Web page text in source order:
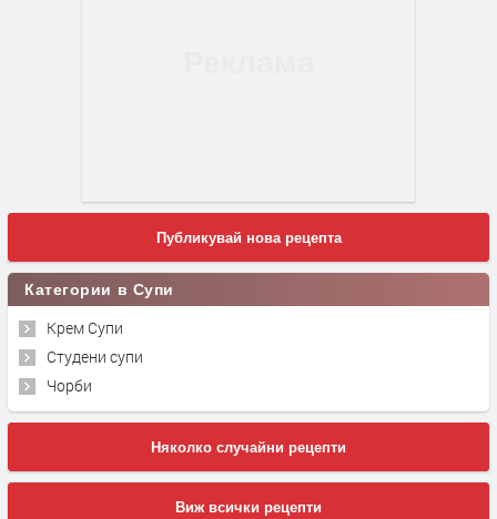
Публикувай нова рецепта
Категории в Супи
Крем Супи
Студени супи
Чорби
Няколко случайни рецепти
Виж всички рецепти